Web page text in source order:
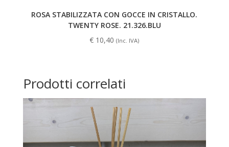
ROSA STABILIZZATA CON GOCCE IN CRISTALLO.
TWENTY ROSE. 21.326.BLU
€ 10,40 (Inc. IVA)
Prodotti correlati